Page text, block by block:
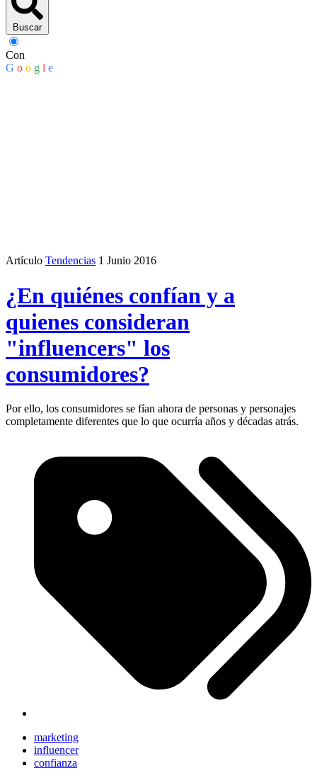
Buscar
Con
G o o g l e
Artículo Tendencias 1 Junio 2016
¿En quiénes confían y a
quienes consideran
"influencers" los
consumidores?
Por ello, los consumidores se fían ahora de personas y personajes
completamente diferentes que lo que ocurría años y décadas atrás.
marketing
influencer
confianza